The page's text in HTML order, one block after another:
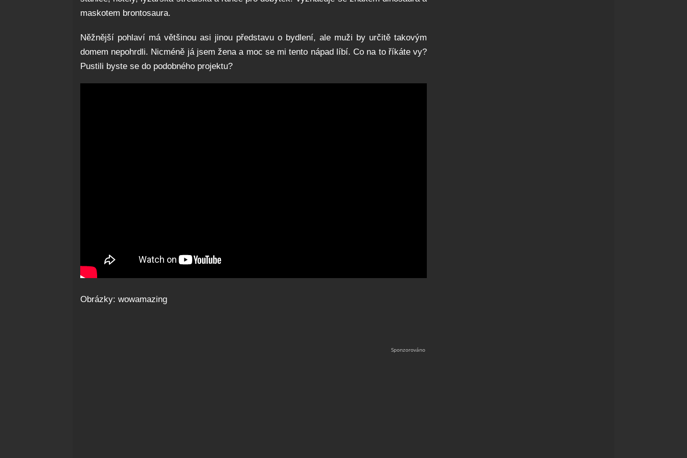
maskotem brontosaura.
Něžnější pohlaví má většinou asi jinou představu o bydlení, ale muži by určitě takovým
domem nepohrdli. Nicméně já jsem žena a moc se mi tento nápad líbí. Co na to říkáte vy?
Pustili byste se do podobného projektu?
Obrázky: wowamazing